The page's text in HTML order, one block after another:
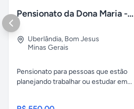
Pensionato da Dona Maria - Uberlândia/MG
Uberlândia, Bom Jesus
Minas Gerais
Pensionato para pessoas que estão
planejando trabalhar ou estudar em...